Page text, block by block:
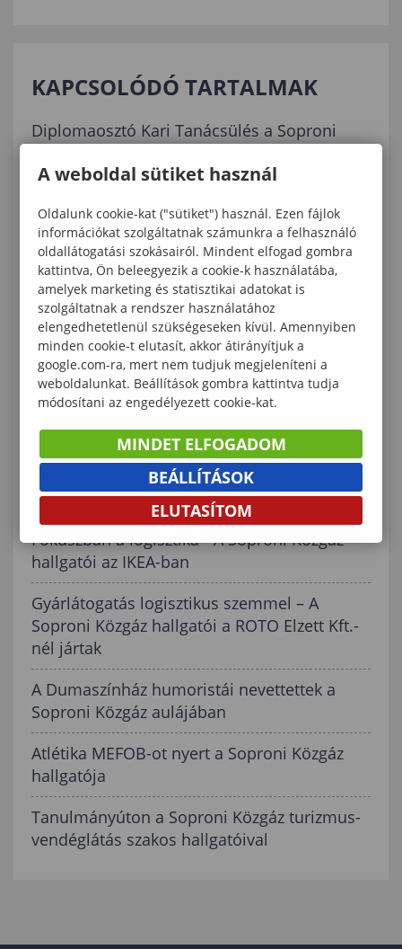
KAPCSOLÓDÓ TARTALMAK
Diplomaosztó Kari Tanácsülés a Soproni
Közgazdaságtudományi Karán
Elhunyt Dr. Tóth Ferenc, a Lámfalussy Kar
nyugállományú oktatója
A Soproni Közgáz hallgatója Nagyváradon
mutathatta be tudományos diákköri
munkáját
Meghívó a Lámfalussy Sándor
Közgazdaságtudományi Kar diplomaosztó
kari tanács ülésére
Tudomány és kenutúra – A Soproni Közgáz
nemzetközi hallgatói ezúttal
Mosonmagyaróváron kalandoztak
Fókuszban a logisztika - A Soproni Közgáz
hallgatói az IKEA-ban
Gyárlátogatás logisztikus szemmel – A
Soproni Közgáz hallgatói a ROTO Elzett Kft.-
nél jártak
A Dumaszínház humoristái nevettettek a
Soproni Közgáz aulájában
Atlétika MEFOB-ot nyert a Soproni Közgáz
hallgatója
Tanulmányúton a Soproni Közgáz turizmus-
vendéglátás szakos hallgatóival
A weboldal sütiket használ
Oldalunk cookie-kat ("sütiket") használ. Ezen fájlok
információkat szolgáltatnak számunkra a felhasználó
oldallátogatási szokásairól. Mindent elfogad gombra
kattintva, Ön beleegyezik a cookie-k használatába,
amelyek marketing és statisztikai adatokat is
szolgáltatnak a rendszer használatához
elengedhetetlenül szükségeseken kívül. Amennyiben
minden cookie-t elutasít, akkor átirányítjuk a
google.com-ra, mert nem tudjuk megjeleníteni a
weboldalunkat. Beállítások gombra kattintva tudja
módosítani az engedélyezett cookie-kat.
MINDET ELFOGADOM
BEÁLLÍTÁSOK
ELUTASÍTOM